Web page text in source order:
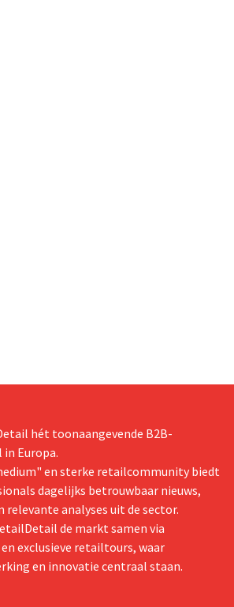
hét toonaangevende B2B-
Europa.
en sterke retailcommunity biedt
dagelijks betrouwbaar nieuws,
relevante analyses uit de sector.
de markt samen via
exclusieve retailtours, waar
en innovatie centraal staan.